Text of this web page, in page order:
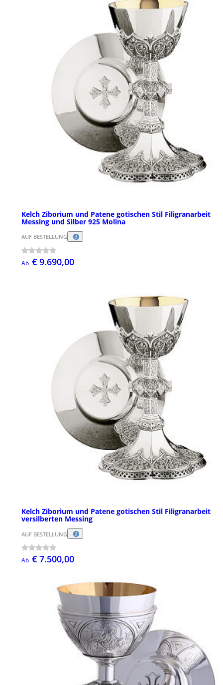
Kelch Ziborium und Patene gotischen Stil Filigranarbeit
Messing und Silber 925 Molina
AUF BESTELLUNG
Ab € 9.690,00
Kelch Ziborium und Patene gotischen Stil Filigranarbeit
versilberten Messing
AUF BESTELLUNG
Ab € 7.500,00